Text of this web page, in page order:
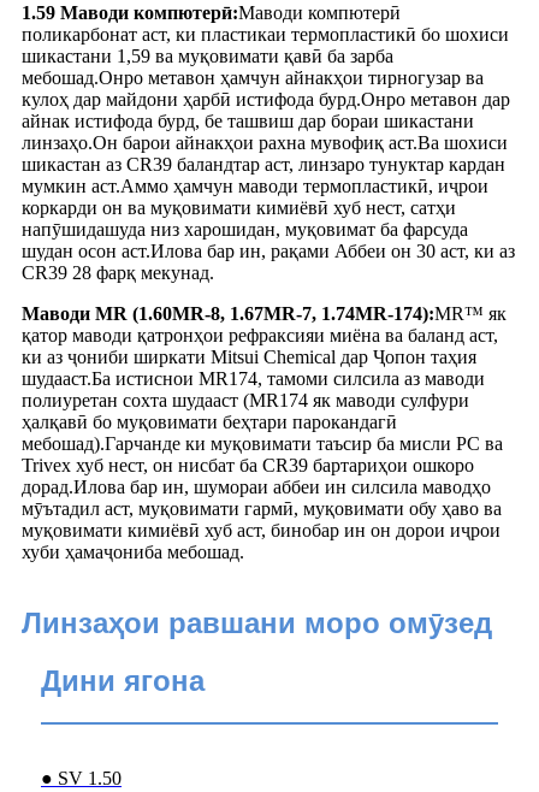
1.59 Маводи компютерӣ:Маводи компютерӣ
поликарбонат аст, ки пластикаи термопластикӣ бо шохиси
шикастани 1,59 ва муқовимати қавӣ ба зарба
мебошад.Онро метавон ҳамчун айнакҳои тирногузар ва
кулоҳ дар майдони ҳарбӣ истифода бурд.Онро метавон дар
айнак истифода бурд, бе ташвиш дар бораи шикастани
линзаҳо.Он барои айнакҳои рахна мувофиқ аст.Ва шохиси
шикастан аз CR39 баландтар аст, линзаро тунуктар кардан
мумкин аст.Аммо ҳамчун маводи термопластикӣ, иҷрои
коркарди он ва муқовимати кимиёвӣ хуб нест, сатҳи
напӯшидашуда низ харошидан, муқовимат ба фарсуда
шудан осон аст.Илова бар ин, рақами Аббеи он 30 аст, ки аз
CR39 28 фарқ мекунад.
Маводи MR (1.60MR-8, 1.67MR-7, 1.74MR-174):MR™ як
қатор маводи қатронҳои рефраксияи миёна ва баланд аст,
ки аз ҷониби ширкати Mitsui Chemical дар Ҷопон таҳия
шудааст.Ба истиснои MR174, тамоми силсила аз маводи
полиуретан сохта шудааст (MR174 як маводи сулфури
ҳалқавӣ бо муқовимати беҳтари парокандагӣ
мебошад).Гарчанде ки муқовимати таъсир ба мисли PC ва
Trivex хуб нест, он нисбат ба CR39 бартариҳои ошкоро
дорад.Илова бар ин, шумораи аббеи ин силсила маводҳо
мӯътадил аст, муқовимати гармӣ, муқовимати обу ҳаво ва
муқовимати кимиёвӣ хуб аст, бинобар ин он дорои иҷрои
хуби ҳамаҷониба мебошад.
Линзаҳои равшани моро омӯзед
Дини ягона
● SV 1.50